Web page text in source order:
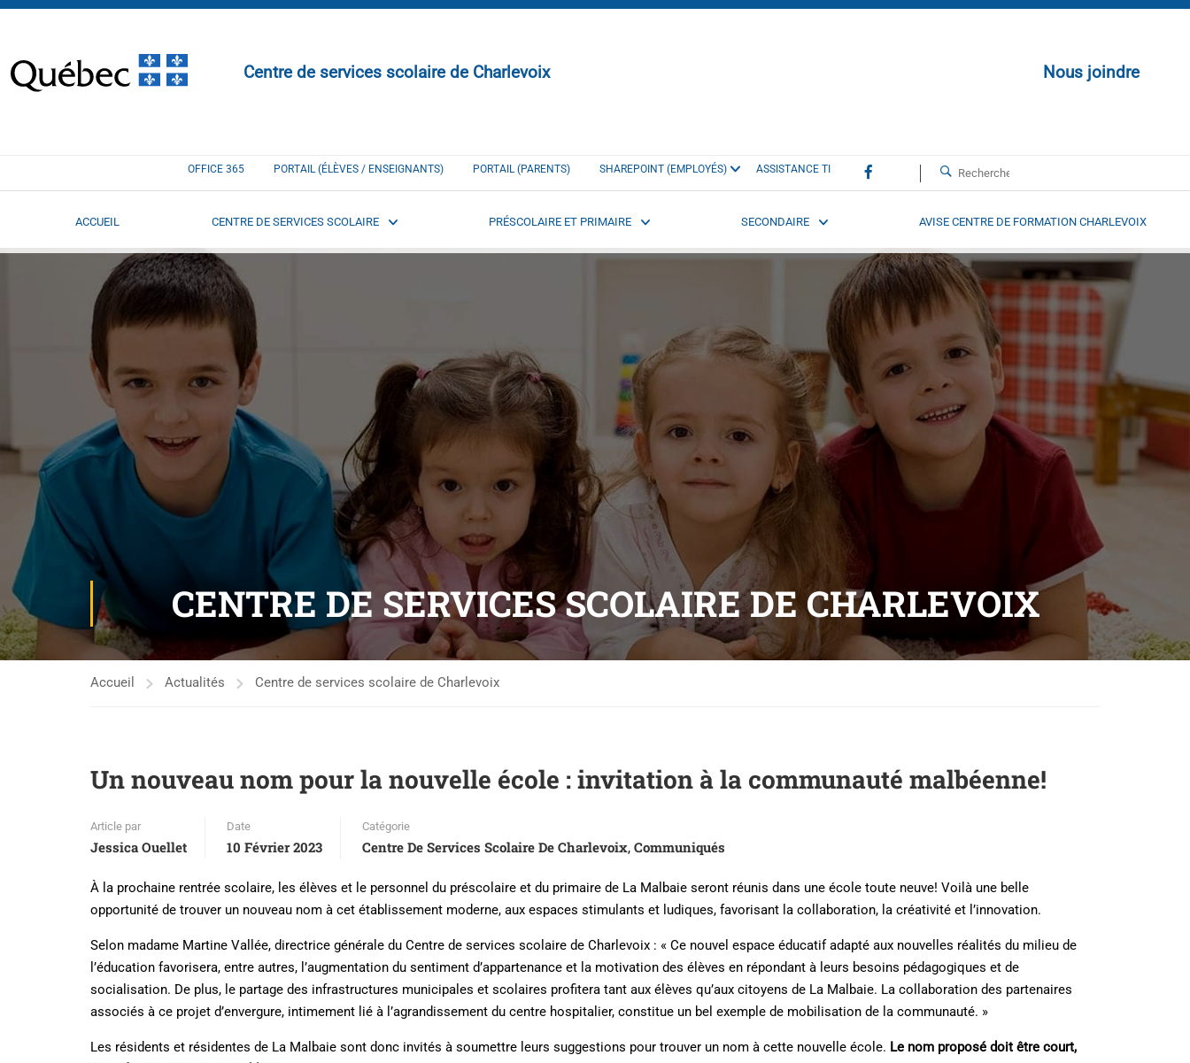
Centre de services scolaire de Charlevoix Nous joindre
OFFICE 365 PORTAIL (ÉLÈVES / ENSEIGNANTS) PORTAIL (PARENTS) SHAREPOINT (EMPLOYÉS) ASSISTANCE TI
ACCUEIL CENTRE DE SERVICES SCOLAIRE PRÉSCOLAIRE ET PRIMAIRE SECONDAIRE AVISE CENTRE DE FORMATION CHARLEVOIX
CENTRE DE SERVICES SCOLAIRE DE CHARLEVOIX
Accueil Actualités Centre de services scolaire de Charlevoix
Un nouveau nom pour la nouvelle école : invitation à la communauté malbéenne!
Article par
Jessica Ouellet
Date
10 Février 2023
Catégorie
Centre De Services Scolaire De Charlevoix, Communiqués
À la prochaine rentrée scolaire, les élèves et le personnel du préscolaire et du primaire de La Malbaie seront réunis dans une école toute neuve! Voilà une belle
opportunité de trouver un nouveau nom à cet établissement moderne, aux espaces stimulants et ludiques, favorisant la collaboration, la créativité et l’innovation.
Selon madame Martine Vallée, directrice générale du Centre de services scolaire de Charlevoix : « Ce nouvel espace éducatif adapté aux nouvelles réalités du milieu de
l’éducation favorisera, entre autres, l’augmentation du sentiment d’appartenance et la motivation des élèves en répondant à leurs besoins pédagogiques et de
socialisation. De plus, le partage des infrastructures municipales et scolaires profitera tant aux élèves qu’aux citoyens de La Malbaie. La collaboration des partenaires
associés à ce projet d’envergure, intimement lié à l’agrandissement du centre hospitalier, constitue un bel exemple de mobilisation de la communauté. »
Les résidents et résidentes de La Malbaie sont donc invités à soumettre leurs suggestions pour trouver un nom à cette nouvelle école. Le nom proposé doit être court,